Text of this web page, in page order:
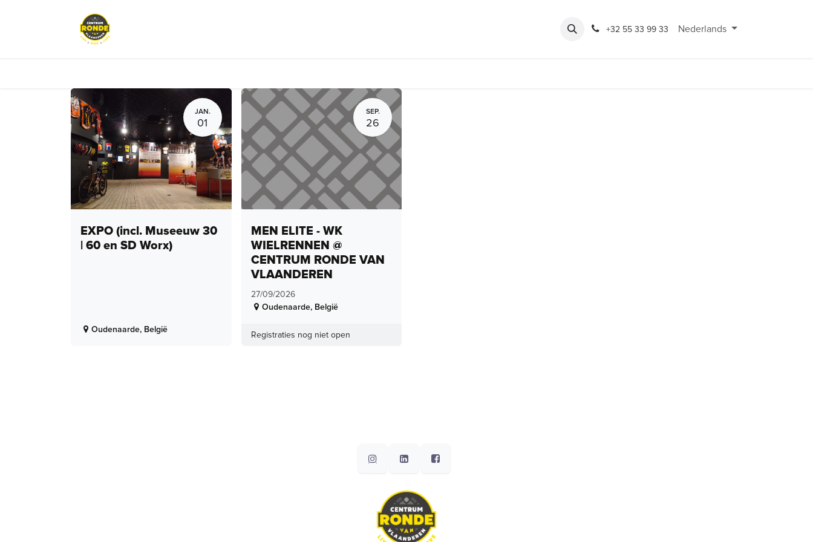
Rondeshop Contact en openingsuren
+32 55 33 99 33 Nederlands
JAN.
01
EXPO (incl. Museeuw 30
| 60 en SD Worx)
Oudenaarde, België
SEP.
26
MEN ELITE - WK
WIELRENNEN @
CENTRUM RONDE VAN
VLAANDEREN
27/09/2026
Oudenaarde, België
Registraties nog niet open